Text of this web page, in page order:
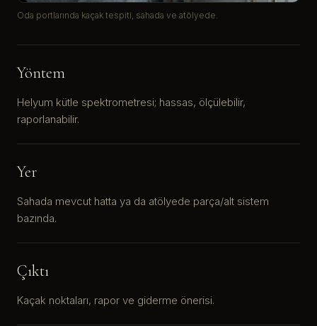
Oda portlarında kaçak tespiti, sahada ve atölyede.
Yöntem
Helyum kütle spektrometresi; hassas, ölçülebilir,
raporlanabilir.
Yer
Sahada mevcut hatta ya da atölyede parça/alt sistem
bazında.
Çıktı
Kaçak noktaları, rapor ve giderme önerisi.